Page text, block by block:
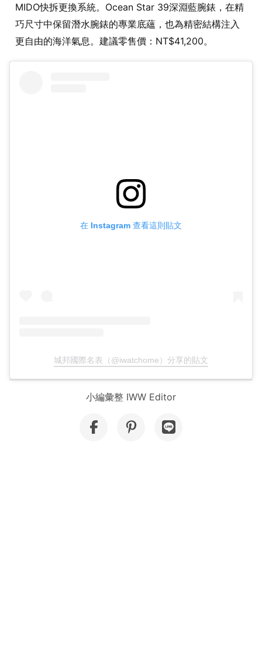
MIDO快拆更換系統。Ocean Star 39深淵藍腕錶，在精
巧尺寸中保留潛水腕錶的專業底蘊，也為精密結構注入
更自由的海洋氣息。建議零售價：NT$41,200。
在 Instagram 查看這則貼文
城邦國際名表（@iwatchome）分享的貼文
小編彙整 IWW Editor